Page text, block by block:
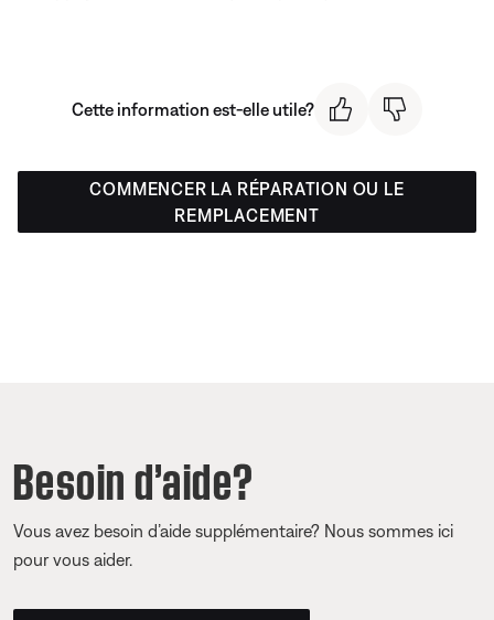
Cette information est-elle utile?
COMMENCER LA RÉPARATION OU LE
REMPLACEMENT
Besoin d’aide?
Vous avez besoin d’aide supplémentaire? Nous sommes ici
pour vous aider.